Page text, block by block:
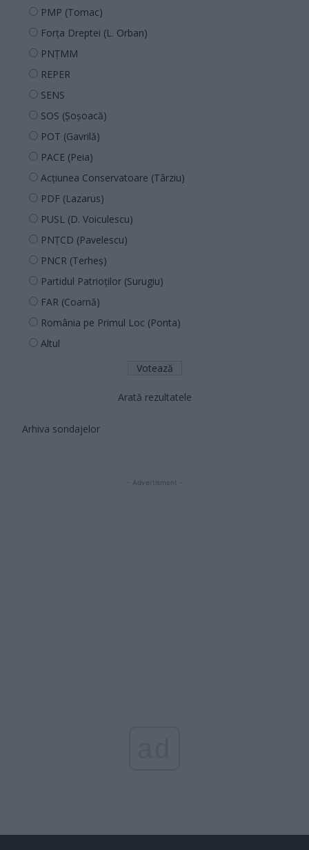
PMP (Tomac)
Forța Dreptei (L. Orban)
PNȚMM
REPER
SENS
SOS (Șoșoacă)
POT (Gavrilă)
PACE (Peia)
Acțiunea Conservatoare (Târziu)
PDF (Lazarus)
PUSL (D. Voiculescu)
PNȚCD (Pavelescu)
PNCR (Terheș)
Partidul Patrioților (Surugiu)
FAR (Coarnă)
România pe Primul Loc (Ponta)
Altul
Arată rezultatele
Arhiva sondajelor
- Advertisment -